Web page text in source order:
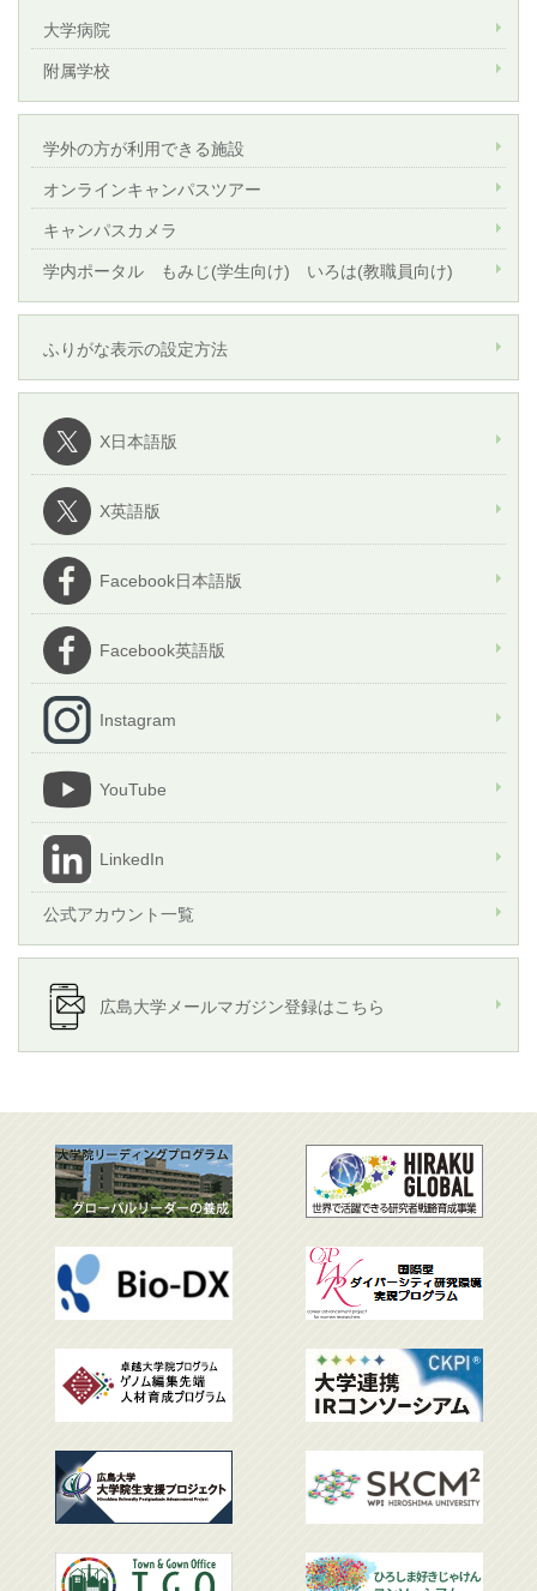
大学病院
附属学校
学外の方が利用できる施設
オンラインキャンパスツアー
キャンパスカメラ
学内ポータル もみじ(学生向け) いろは(教職員向け)
ふりがな表示の設定方法
X日本語版
X英語版
Facebook日本語版
Facebook英語版
Instagram
YouTube
LinkedIn
公式アカウント一覧
広島大学メールマガジン登録はこちら